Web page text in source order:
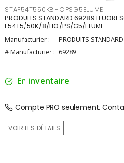
STAF54T550K8HOPSG5ELUME
PRODUITS STANDARD 69289
F54T5/50K/8/HO/PS/G5/ELUME
Manufacturier :
PRODUITS STANDARD
# Manufacturier : 69289
En inventaire
Compte PRO seulement.
VOIR LES DÉTAILS